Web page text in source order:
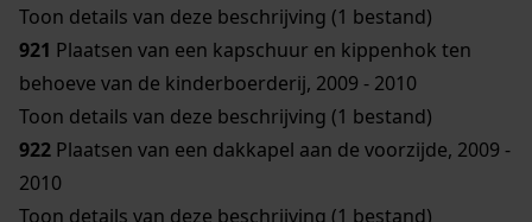
Toon details van deze beschrijving (1 bestand)
921 Plaatsen van een kapschuur en kippenhok ten
behoeve van de kinderboerderij, 2009 - 2010
Toon details van deze beschrijving (1 bestand)
922 Plaatsen van een dakkapel aan de voorzijde, 2009 -
2010
Toon details van deze beschrijving (1 bestand)